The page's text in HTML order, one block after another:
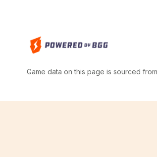
Game data on this page is sourced